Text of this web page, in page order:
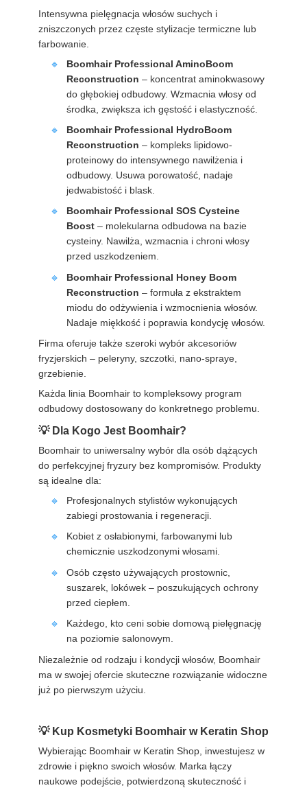
Intensywna pielęgnacja włosów suchych i
zniszczonych przez częste stylizacje termiczne lub
farbowanie.
Boomhair Professional AminoBoom
Reconstruction – koncentrat aminokwasowy
do głębokiej odbudowy. Wzmacnia włosy od
środka, zwiększa ich gęstość i elastyczność.
Boomhair Professional HydroBoom
Reconstruction – kompleks lipidowo-
proteinowy do intensywnego nawilżenia i
odbudowy. Usuwa porowatość, nadaje
jedwabistość i blask.
Boomhair Professional SOS Cysteine
Boost– molekularna odbudowa na bazie
cysteiny. Nawilża, wzmacnia i chroni włosy
przed uszkodzeniem.
Boomhair Professional Honey Boom
Reconstruction – formuła z ekstraktem
miodu do odżywienia i wzmocnienia włosów.
Nadaje miękkość i poprawia kondycję włosów.
Firma oferuje także szeroki wybór akcesoriów
fryzjerskich – peleryny, szczotki, nano-spraye,
grzebienie.
Każda linia Boomhair to kompleksowy program
odbudowy dostosowany do konkretnego problemu.
Dla Kogo Jest Boomhair?
Boomhair to uniwersalny wybór dla osób dążących
do perfekcyjnej fryzury bez kompromisów. Produkty
są idealne dla:
Profesjonalnych stylistów wykonujących
zabiegi prostowania i regeneracji.
Kobiet z osłabionymi, farbowanymi lub
chemicznie uszkodzonymi włosami.
Osób często używających prostownic,
suszarek, lokówek – poszukujących ochrony
przed ciepłem.
Każdego, kto ceni sobie domową pielęgnację
na poziomie salonowym.
Niezależnie od rodzaju i kondycji włosów, Boomhair
ma w swojej ofercie skuteczne rozwiązanie widoczne
już po pierwszym użyciu.
Kup Kosmetyki Boomhair w Keratin Shop
Wybierając Boomhair w Keratin Shop, inwestujesz w
zdrowie i piękno swoich włosów. Marka łączy
naukowe podejście, potwierdzoną skuteczność i